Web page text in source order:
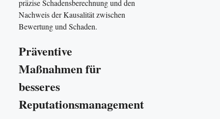
präzise Schadensberechnung und den
Nachweis der Kausalität zwischen
Bewertung und Schaden.
Präventive
Maßnahmen für
besseres
Reputationsmanagement